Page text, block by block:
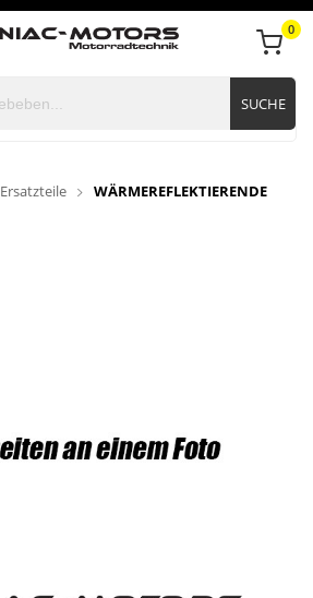
0
SUCHE
Ersatzteile WÄRMEREFLEKTIERENDE